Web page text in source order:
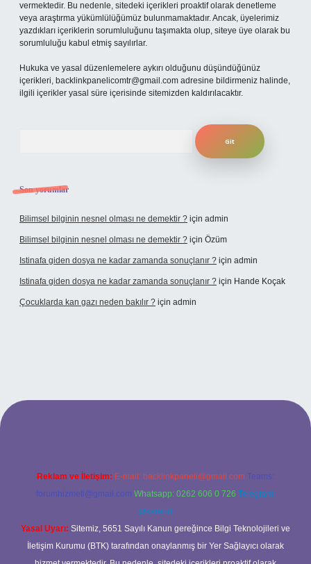
vermektedir. Bu nedenle, sitedeki içerikleri proaktif olarak denetleme
veya araştırma yükümlülüğümüz bulunmamaktadır. Ancak, üyelerimiz
yazdıkları içeriklerin sorumluluğunu taşımakta olup, siteye üye olarak bu
sorumluluğu kabul etmiş sayılırlar.
Hukuka ve yasal düzenlemelere aykırı olduğunu düşündüğünüz
içerikleri, backlinkpanelicomtr@gmail.com adresine bildirmeniz halinde,
ilgili içerikler yasal süre içerisinde sitemizden kaldırılacaktır.
Son yorumlar
Bilimsel bilginin nesnel olması ne demektir ? için admin
Bilimsel bilginin nesnel olması ne demektir ? için Özüm
Istinafa giden dosya ne kadar zamanda sonuçlanır ? için admin
Istinafa giden dosya ne kadar zamanda sonuçlanır ? için Hande Koçak
Çocuklarda kan gazı neden bakılır ? için admin
Reklam ve İletişim: E-mail: backlinkpaneli@gmail.com Teams:
forumhizmeti@gmail.com Whatsapp: 0262 606 0 726 Telegram:
@karabul
Yasal Uyarı: Sitemiz, 5651 Sayılı Kanun gereğince Bilgi Teknolojileri ve
İletişim Kurumu (BTK) tarafından onaylanmış bir Yer Sağlayıcı olarak